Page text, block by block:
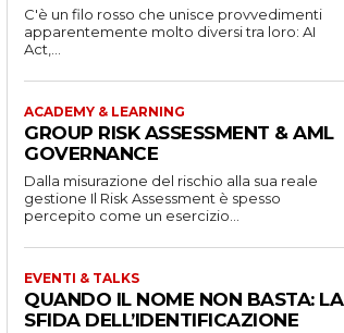
C'è un filo rosso che unisce provvedimenti
apparentemente molto diversi tra loro: AI
Act,...
ACADEMY & LEARNING
GROUP RISK ASSESSMENT & AML
GOVERNANCE
Dalla misurazione del rischio alla sua reale
gestione Il Risk Assessment è spesso
percepito come un esercizio...
EVENTI & TALKS
QUANDO IL NOME NON BASTA: LA
SFIDA DELL’IDENTIFICAZIONE